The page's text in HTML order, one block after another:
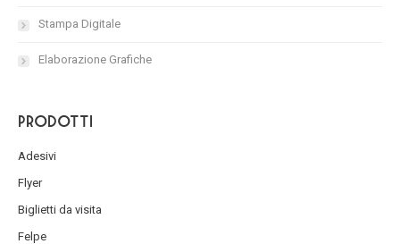
Stampa Digitale
Elaborazione Grafiche
Prodotti
Adesivi
Flyer
Biglietti da visita
Felpe